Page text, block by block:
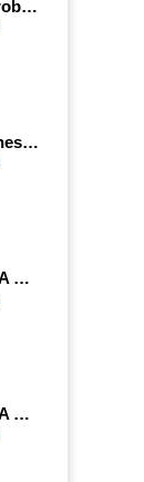
Empezando con microbit primaria
Detectives de oraciones con Micro:bit 6º
MANDO A DISTANCIA EN 3º CICLO DE PRIMARIA
MANDO A DISTANCIA EN 2º CICLO DE PRIMARIA